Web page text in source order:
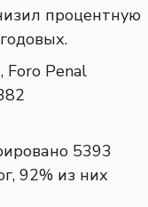
процентную
Foro Penal
5393
92% из них